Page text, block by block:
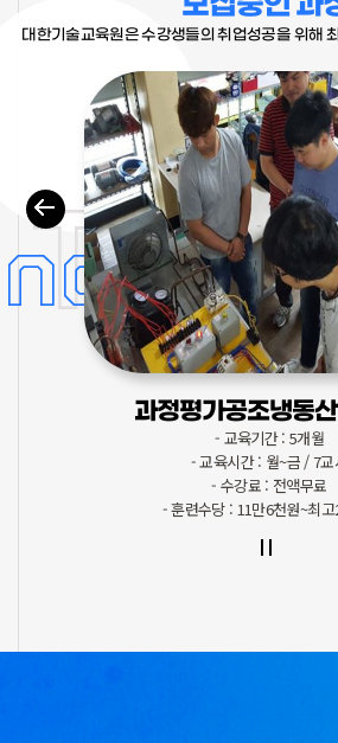
대한기술교육원은 수강생들의 취업성공을 위해
과정평가공조냉동
- 교육기간 : 5개월
- 교육시간 : 월~금 / 7교
- 수강료 : 전액무료
- 훈련수당 : 11만6천원~최